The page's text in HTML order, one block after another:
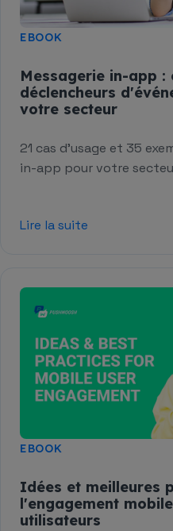
EBOOK
Messagerie in-app :
déclencheurs
votre secteur
21 cas d'usage et 35
in-app pour votre
Lire la suite
EBOOK
Idées et meilleures
l'engagement
utilisateurs